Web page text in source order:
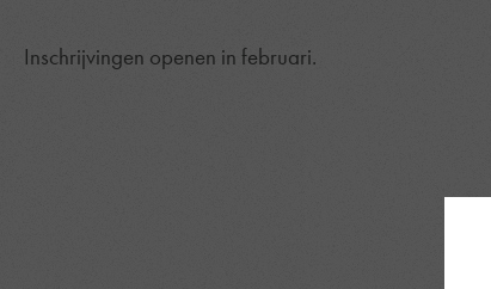
Inschrijvingen openen in februari.